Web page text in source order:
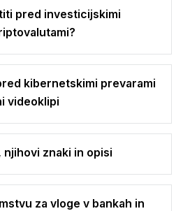
pred investicijskimi
kibernetskimi prevarami
videoklipi
njihovi znaki in opisi
za vloge v bankah in